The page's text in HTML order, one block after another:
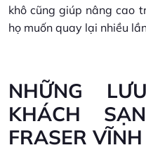
khô cũng giúp nâng cao
họ muốn quay lại nhiều
NHỮNG
KHÁCH
FRASER